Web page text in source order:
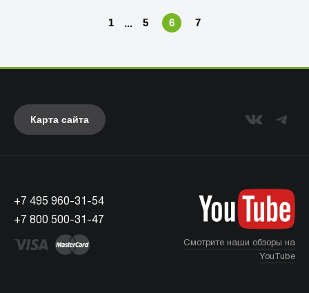
1 ... 5 6 7
Карта сайта
+7 495 960-31-54
+7 800 500-31-47
Смотрите наши обзоры на
YouTube